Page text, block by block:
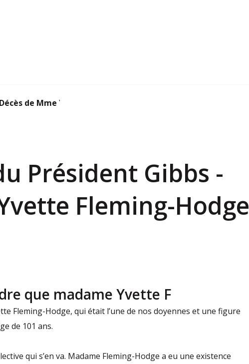
de Mme Yvette Flemin...
Président Gibbs -
Fleming-Hodge
que madame Yvette F
Fleming-Hodge, qui était l’une de nos doyennes et une figure
de 101 ans.
qui s’en va. Madame Fleming-Hodge a eu une existence